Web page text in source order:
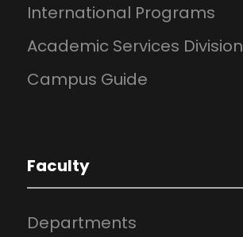
International Programs
Academic Services Division
Campus Guide
Faculty
Departments